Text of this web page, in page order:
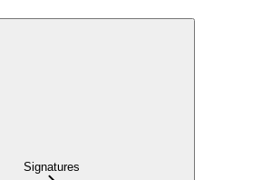
Signatures